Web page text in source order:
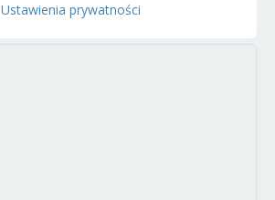
Ustawienia prywatności